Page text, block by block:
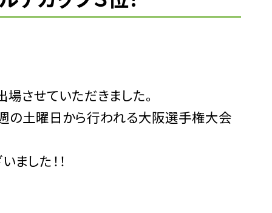
させていただきました。
の土曜日から行われる大阪選手権大会
した！！